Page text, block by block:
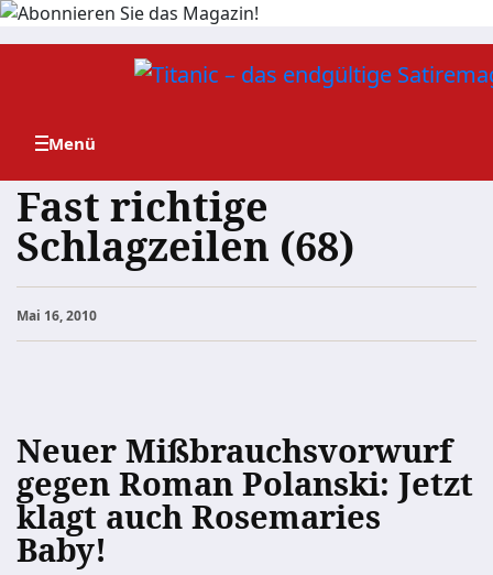
Zum
Fast richtige
Schlagzeilen (68)
Mai 16, 2010
Neuer Mißbrauchsvorwurf
gegen Roman Polanski: Jetzt
klagt auch Rosemaries
Baby!